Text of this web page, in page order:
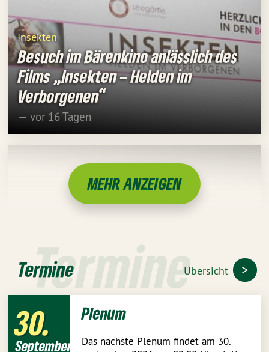
Insekten
Besuch im Bärenkino anlässlich des
Films „Insekten – Helden im
Verborgenen“
— vor 16 Tagen
MEHR ANZEIGEN
Termine
TermineÜbersicht
30
September
Plenum
Das nächste Plenum findet am 30.